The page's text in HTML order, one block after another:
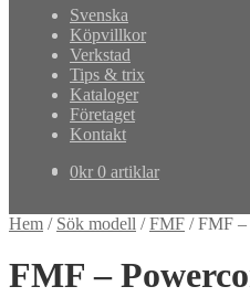
Svenska
Köpvillkor
Verkstad
Tips & trix
Kataloger
Företaget
Kontakt
0kr 0 artiklar
Hem / Sök modell /FMF /FMF –
FMF –